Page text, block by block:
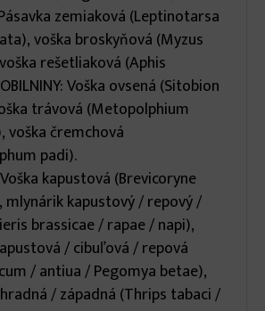
zemiaková (Leptinotarsa
voška broskyňová (Myzus
rešetliaková (Aphis
Voška ovsená (Sitobion
trávová (Metopolphium
voška čremchová
padi).
Voška kapustová (Brevicoryne
mlynárik kapustový / repový /
brassicae / rapae / napi),
/ cibuľová / repová
/ antiua / Pegomya betae),
/ západná (Thrips tabaci /